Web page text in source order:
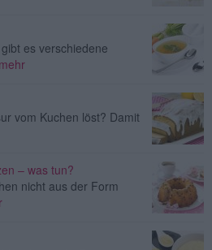
es verschiedene
vom Kuchen löst? Damit
– was tun?
nicht aus der Form